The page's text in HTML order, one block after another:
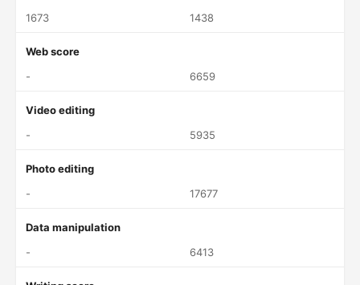
1673
1438
Web score
-
6659
Video editing
-
5935
Photo editing
-
17677
Data manipulation
-
6413